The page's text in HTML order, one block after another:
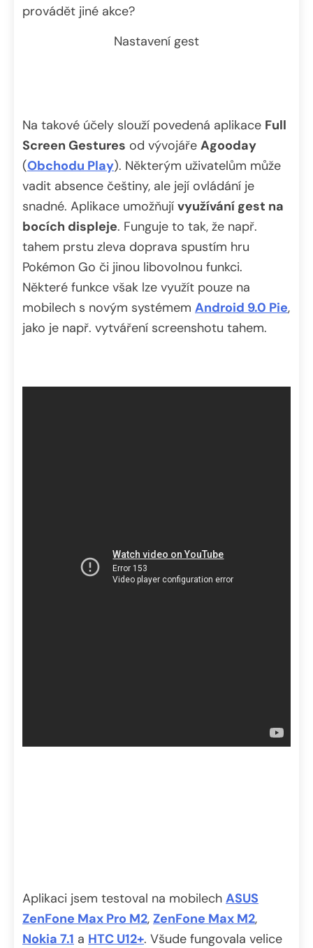
provádět jiné akce?
Nastavení gest
Na takové účely slouží povedená aplikace Full
Screen Gestures od vývojáře Agooday
(Obchodu Play). Některým uživatelům může
vadit absence češtiny, ale její ovládání je
snadné. Aplikace umožňují využívání gest na
bocích displeje. Funguje to tak, že např.
tahem prstu zleva doprava spustím hru
Pokémon Go či jinou libovolnou funkci.
Některé funkce však lze využít pouze na
mobilech s novým systémem Android 9.0 Pie,
jako je např. vytváření screenshotu tahem.
Aplikaci jsem testoval na mobilech ASUS
ZenFone Max Pro M2, ZenFone Max M2,
Nokia 7.1 a HTC U12+. Všude fungovala velice